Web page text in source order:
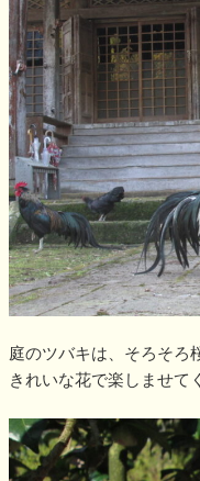
庭のツバキは、そろそろ
きれいな花で楽しませて